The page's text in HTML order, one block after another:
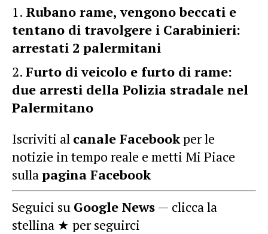
Rubano rame, vengono beccati e
tentano di travolgere i Carabinieri:
arrestati 2 palermitani
Furto di veicolo e furto di rame:
due arresti della Polizia stradale nel
Palermitano
Iscriviti al canale Facebookper le
notizie in tempo reale e metti Mi Piace
sullapagina Facebook
Seguici su Google News — clicca la
stellina ★ per seguirci